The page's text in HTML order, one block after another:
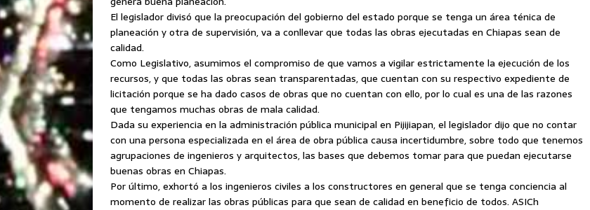
El legislador divisó que la preocupación del gobierno del estado porque se tenga un área ténica de
planeación y otra de supervisión, va a conllevar que todas las obras ejecutadas en Chiapas sean de
calidad.
Como Legislativo, asumimos el compromiso de que vamos a vigilar estrictamente la ejecución de los
recursos, y que todas las obras sean transparentadas, que cuentan con su respectivo expediente de
licitación porque se ha dado casos de obras que no cuentan con ello, por lo cual es una de las razones
que tengamos muchas obras de mala calidad.
Dada su experiencia en la administración pública municipal en Pijijiapan, el legislador dijo que no contar
con una persona especializada en el área de obra pública causa incertidumbre, sobre todo que tenemos
agrupaciones de ingenieros y arquitectos, las bases que debemos tomar para que puedan ejecutarse
buenas obras en Chiapas.
Por último, exhortó a los ingenieros civiles a los constructores en general que se tenga conciencia al
momento de realizar las obras públicas para que sean de calidad en beneficio de todos. ASICh